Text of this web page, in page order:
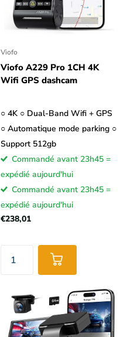
Viofo
Viofo A229 Pro 1CH 4K
Wifi GPS dashcam
○ 4K ○ Dual-Band Wifi + GPS
○ Automatique mode parking ○
Support 512gb
Commandé avant 23h45 =
expédié aujourd'hui
Commandé avant 23h45 =
expédié aujourd'hui
€238,01